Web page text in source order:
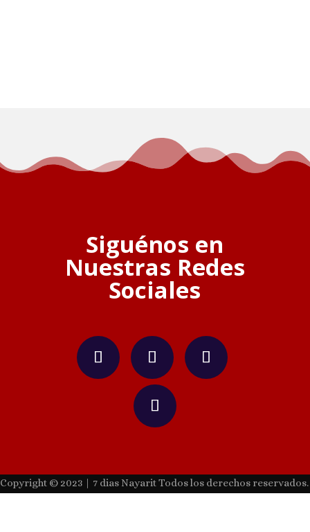
Siguénos en
Nuestras Redes
Sociales
Copyright © 2023 | 7 dias Nayarit Todos los derechos reservados.